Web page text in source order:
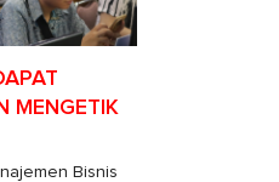
MENGETIK
Bisnis